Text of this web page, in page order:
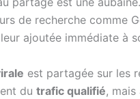
de recherche comme
ajoutée immédiate à
est partagée sur les
du trafic qualifié,